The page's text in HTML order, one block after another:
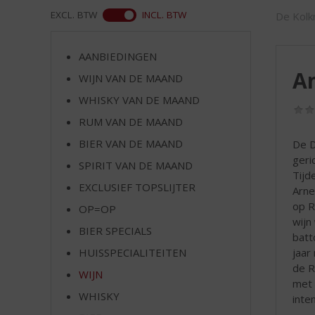
De
De
op
wijn
jaar
de
met
EXCL. BTW INCL. BTW
AANBIEDINGEN
WIJN VAN DE MAAND
WHISKY VAN DE MAAND
RUM VAN DE MAAND
BIER VAN DE MAAND
SPIRIT VAN DE MAAND
EXCLUSIEF TOPSLIJTER
OP=OP
BIER SPECIALS
HUISSPECIALITEITEN
WIJN
WHISKY